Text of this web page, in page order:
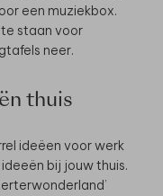
een muziekbox.
staan voor
neer.
thuis
ideëen voor werk
bij jouw thuis.